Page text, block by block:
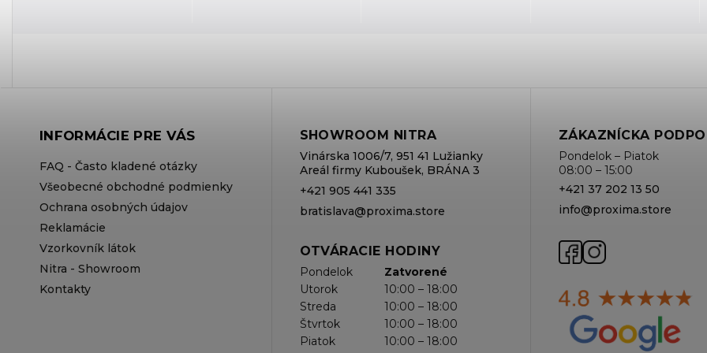
INFORMÁCIE PRE VÁS
FAQ - Často kladené otázky
Všeobecné obchodné podmienky
Ochrana osobných údajov
Reklamácie
Vzorkovník látok
Nitra - Showroom
Kontakty
SHOWROOM NITRA
Vinárska 1006/7, 951 41 Lužianky
Areál firmy Kuboušek, BRÁNA 3
+421 905 441 335
bratislava@proxima.store
OTVÁRACIE HODINY
Pondelok
Zatvorené
Utorok
10:00 – 18:00
Streda
10:00 – 18:00
Štvrtok
10:00 – 18:00
Piatok
10:00 – 18:00
ZÁKAZNÍCKA
Pondelok – Piatok
08:00 – 15:00
+421 37 202 13 50
info@proxima.store